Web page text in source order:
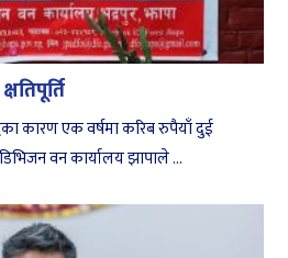
कारण एक वर्षमा करिब रुपैयाँ दुई
वन कार्यालय झापाले ...